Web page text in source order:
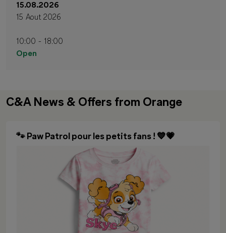
15.08.2026
15 Aout 2026
10:00 - 18:00
Open
C&A News & Offers from Orange
🐾 Paw Patrol pour les petits fans ! 💙💗